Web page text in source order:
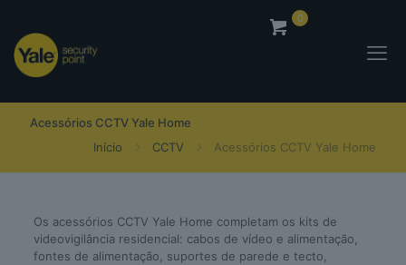
0
Acessórios CCTV Yale Home
Início
CCTV Acessórios CCTV Yale Home
Os acessórios CCTV Yale Home completam os kits de
videovigilância residencial: cabos de vídeo e alimentação,
fontes de alimentação, suportes de parede e tecto,